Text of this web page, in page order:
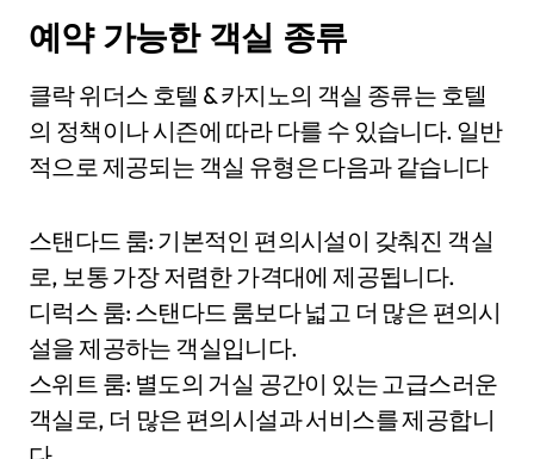
예약 가능한 객실 종류
클락 위더스 호텔 & 카지노의 객실 종류는 호텔
의 정책이나 시즌에 따라 다를 수 있습니다. 일반
적으로 제공되는 객실 유형은 다음과 같습니다
스탠다드 룸: 기본적인 편의시설이 갖춰진 객실
로, 보통 가장 저렴한 가격대에 제공됩니다.
디럭스 룸: 스탠다드 룸보다 넓고 더 많은 편의시
설을 제공하는 객실입니다.
스위트 룸: 별도의 거실 공간이 있는 고급스러운
객실로, 더 많은 편의시설과 서비스를 제공합니